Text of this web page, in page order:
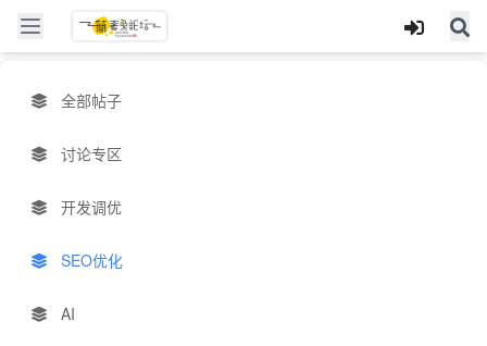
全部帖子
讨论专区
开发调优
SEO优化
AI